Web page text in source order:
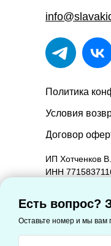
Есть вопрос?
Оставьте номер и мы вам
ИП Хотченков
ИНН
Юридический
Молодцова ул,
Фактический
Молодцова ул,
Политика
Условия
Договор